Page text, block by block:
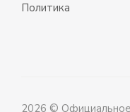
Политика
2026 ©